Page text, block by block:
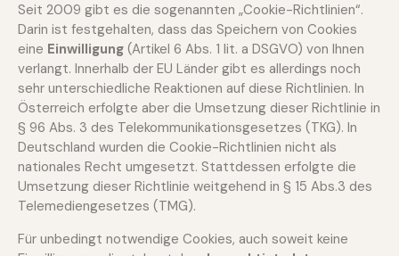
Seit 2009 gibt es die sogenannten „Cookie-Richtlinien“.
Darin ist festgehalten, dass das Speichern von Cookies
eine Einwilligung (Artikel 6 Abs. 1 lit. a DSGVO) von Ihnen
verlangt. Innerhalb der EU Länder gibt es allerdings noch
sehr unterschiedliche Reaktionen auf diese Richtlinien. In
Österreich erfolgte aber die Umsetzung dieser Richtlinie in
§ 96 Abs. 3 des Telekommunikationsgesetzes (TKG). In
Deutschland wurden die Cookie-Richtlinien nicht als
nationales Recht umgesetzt. Stattdessen erfolgte die
Umsetzung dieser Richtlinie weitgehend in § 15 Abs.3 des
Telemediengesetzes (TMG).
Für unbedingt notwendige Cookies, auch soweit keine